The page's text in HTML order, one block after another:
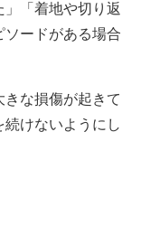
」「着地や切り返
ソードがある場合
な損傷が起きて
けないようにし